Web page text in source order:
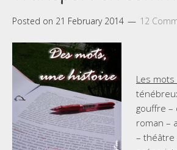
Posted on 21 February 2014 12
Les mots
gouffre –
roman –
– théâtre